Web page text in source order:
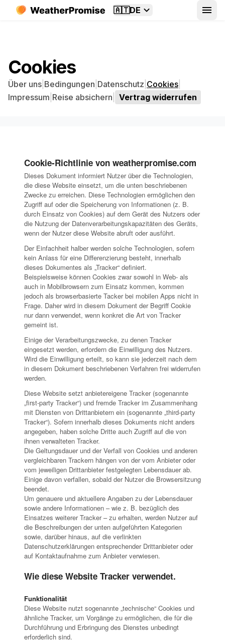
🇦🇹DE
Cookies
Über uns Bedingungen Datenschutz Cookies
Impressum Reise absichern Vertrag widerrufen
Cookie-Richtlinie von weatherpromise.com
Dieses Dokument informiert Nutzer über die Technologien,
die diese Website einsetzt, um die unten beschriebenen
Zwecke zu erreichen. Diese Technologien ermöglichen den
Zugriff auf oder die Speicherung von Informationen (z. B.
durch Einsatz von Cookies) auf dem Gerät des Nutzers oder
die Nutzung der Datenverarbeitungskapazitäten des Geräts,
wenn der Nutzer diese Website abruft oder ausführt.
Der Einfachheit halber werden solche Technologien, sofern
kein Anlass für eine Differenzierung besteht, innerhalb
dieses Dokumentes als „Tracker“ definiert.
Beispielsweise können Cookies zwar sowohl in Web- als
auch in Mobilbrowsern zum Einsatz kommen, kommen
jedoch als browserbasierte Tacker bei mobilen Apps nicht in
Frage. Daher wird in diesem Dokument der Begriff Cookie
nur dann verwendet, wenn konkret die Art von Tracker
gemeint ist.
Einige der Verarbeitungszwecke, zu denen Tracker
eingesetzt werden, erfordern die Einwilligung des Nutzers.
Wird die Einwilligung erteilt, so kann sie jederzeit nach dem
in diesem Dokument beschriebenen Verfahren frei widerrufen
werden.
Diese Website setzt anbietereigene Tracker (sogenannte
„first-party Tracker“) und fremde Tracker im Zusammenhang
mit Diensten von Drittanbietern ein (sogenannte „third-party
Tracker“). Sofern innerhalb dieses Dokuments nicht anders
angegeben, haben solche Dritte auch Zugriff auf die von
ihnen verwalteten Tracker.
Die Geltungsdauer und der Verfall von Cookies und anderen
vergleichbaren Trackern hängen von der vom Anbieter oder
vom jeweiligen Drittanbieter festgelegten Lebensdauer ab.
Einige davon verfallen, sobald der Nutzer die Browsersitzung
beendet.
Um genauere und aktuellere Angaben zu der Lebensdauer
sowie andere Informationen – wie z. B. bezüglich des
Einsatzes weiterer Tracker – zu erhalten, werden Nutzer auf
die Beschreibungen der unten aufgeführten Kategorien
sowie, darüber hinaus, auf die verlinkten
Datenschutzerklärungen entsprechender Drittanbieter oder
auf Kontaktaufnahme zum Anbieter verwiesen.
Wie diese Website Tracker verwendet.
Funktionalität
Diese Website nutzt sogenannte „technische“ Cookies und
ähnliche Tracker, um Vorgänge zu ermöglichen, die für die
Durchführung und Erbringung des Dienstes unbedingt
erforderlich sind.